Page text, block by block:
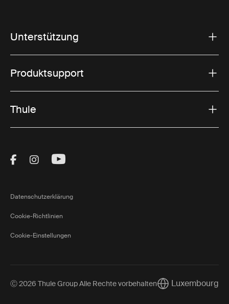
Unterstützung
Produktsupport
Thule
Visit Thule on Facebook (external link)
Visit Thule on Instagram (external link)
Visit Thule on Youtube (external
Datenschutzerklärung
Cookie-Richtlinien
Cookie-Einstellungen
Ⓒ 2026 Thule Group Alle Rechte vorbehaltenCurrent market/
Luxembourg